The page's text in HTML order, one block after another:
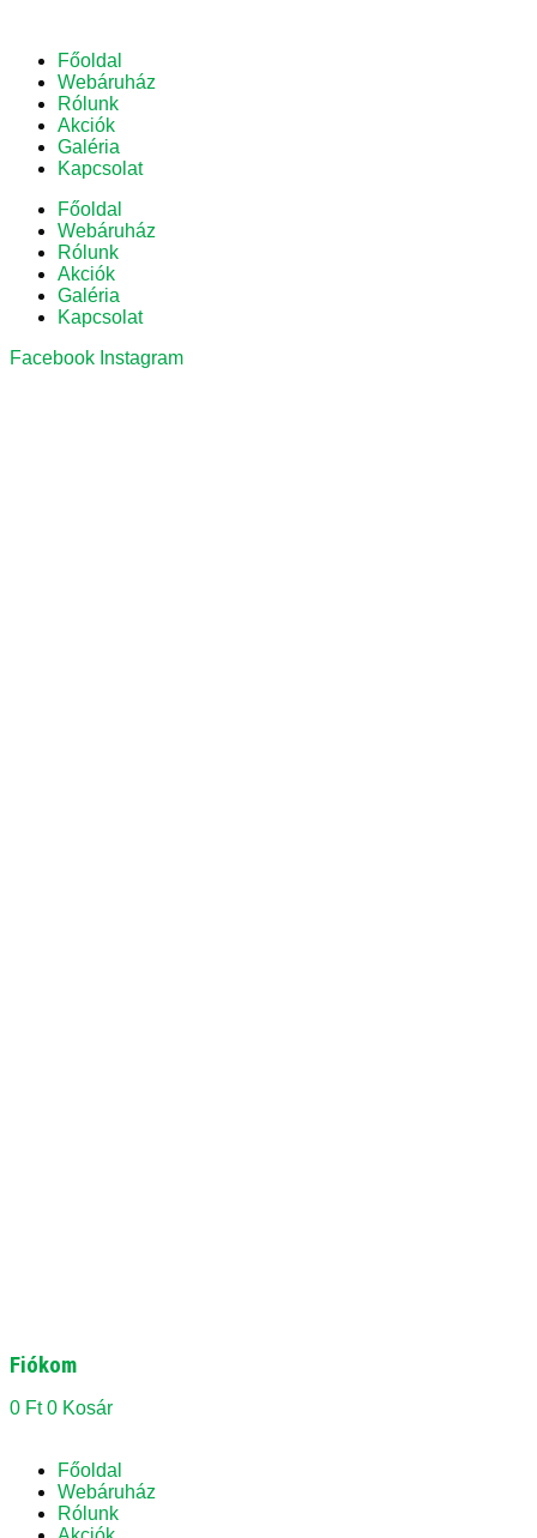
Főoldal
Webáruház
Rólunk
Akciók
Galéria
Kapcsolat
Főoldal
Webáruház
Rólunk
Akciók
Galéria
Kapcsolat
Facebook Instagram
Fiókom
0 Ft 0 Kosár
Főoldal
Webáruház
Rólunk